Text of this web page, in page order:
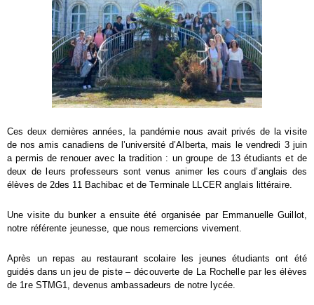
Ces deux dernières années, la pandémie nous avait privés de la visite
de nos amis canadiens de l’université d’Alberta, mais le vendredi 3 juin
a permis de renouer avec la tradition : un groupe de 13 étudiants et de
deux de leurs professeurs sont venus animer les cours d’anglais des
élèves de 2des 11 Bachibac et de Terminale LLCER anglais littéraire.
Une visite du bunker a ensuite été organisée par Emmanuelle Guillot,
notre référente jeunesse, que nous remercions vivement.
Après un repas au restaurant scolaire les jeunes étudiants ont été
guidés dans un jeu de piste – découverte de La Rochelle par les élèves
de 1re STMG1, devenus ambassadeurs de notre lycée.